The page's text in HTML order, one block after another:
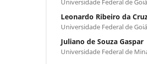
Universidade Federal de
Leonardo Ribeiro da
Universidade Federal de
Juliano de Souza Gaspar
Universidade Federal de